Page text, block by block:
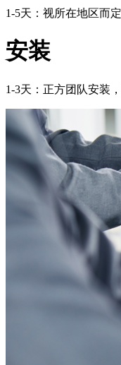
1-5天：视所在地区而定
安装
1-3天：正方团队安装